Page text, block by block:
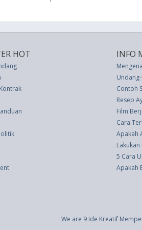
HOT INFO
Contoh
Resep
Film
Cara
Apakah
5 Cara
Apakah
We are 9 Ide Kreatif